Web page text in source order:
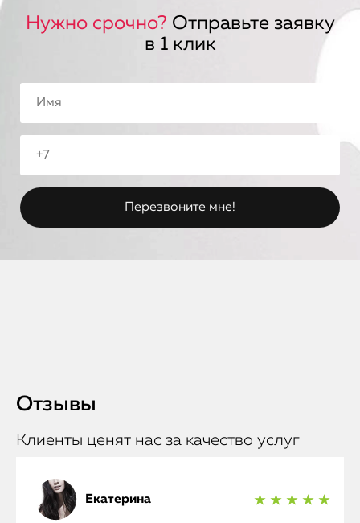
Нужно срочно? Отправьте заявку
в 1 клик
Отзывы
Клиенты ценят нас за качество услуг
Екатерина ★ ★ ★ ★ ★